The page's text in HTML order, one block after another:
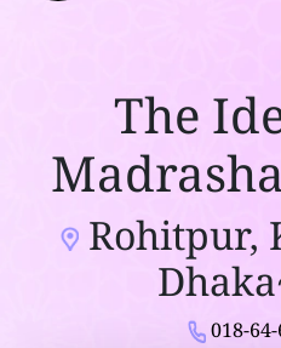
The
Rohitpur,
018-